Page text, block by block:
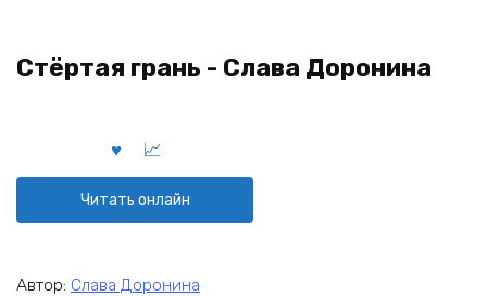
Стёртая грань - Слава Доронина
Читать онлайн
Автор: Слава Доронина